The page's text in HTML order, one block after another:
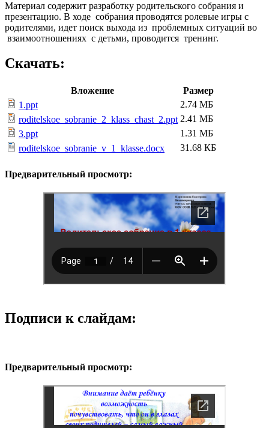
Материал содержит разработку родительского собрания и
презентацию. В ходе собрания проводятся ролевые игры с
родителями, идет поиск выхода из проблемных ситуаций во
взаимоотношениях с детьми, проводится тренинг.
Скачать:
Вложение
Размер
1.ppt
2.74 МБ
roditelskoe_sobranie_2_klass_chast_2.ppt 2.41 МБ
3.ppt
1.31 МБ
roditelskoe_sobranie_v_1_klasse.docx
31.68 КБ
Предварительный просмотр:
Подписи к слайдам:
Предварительный просмотр: